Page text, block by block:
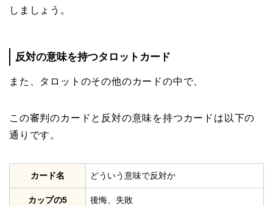
しましょう。
反対の意味を持つタロットカード
また、タロットのその他のカードの中で、
この審判のカードと反対の意味を持つカードは以下の
通りです。
カード名 どういう意味で反対か
カップの5 後悔、失敗